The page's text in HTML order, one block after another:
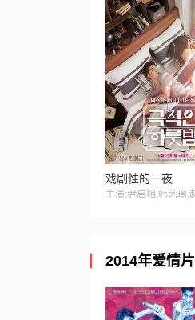
戏剧性的一夜
2014年爱情片